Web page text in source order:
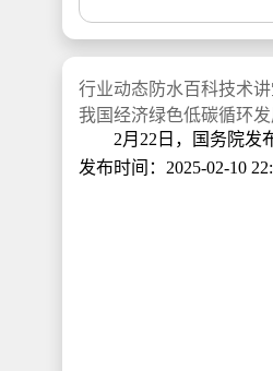
行业动态防水百科技术
我国经济绿色低碳循环
2月22日，国务院发布
发布时间：2025-02-10